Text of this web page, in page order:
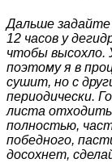
Дальше задайте
12 часов у
чтобы высохло.
поэтому я в
сушит, но с
периодически.
листа
полностью,
победного,
досохнет,